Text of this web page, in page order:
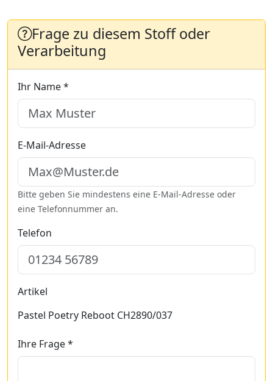
Frage zu diesem Stoff oder
Verarbeitung
Ihr Name *
E-Mail-Adresse
Bitte geben Sie mindestens eine E-Mail-Adresse oder
eine Telefonnummer an.
Telefon
Artikel
Pastel Poetry Reboot CH2890/037
Ihre Frage *